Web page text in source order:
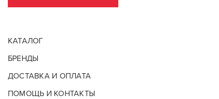
КАТАЛОГ
БРЕНДЫ
ДОСТАВКА И ОПЛАТА
ПОМОЩЬ И КОНТАКТЫ